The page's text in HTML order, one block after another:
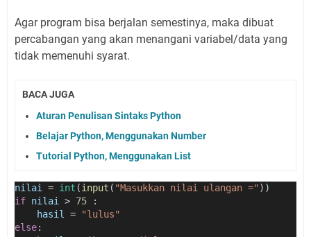
Agar program bisa berjalan semestinya, maka dibuat
percabangan yang akan menangani variabel/data yang
tidak memenuhi syarat.
BACA JUGA
Aturan Penulisan Sintaks Python
Belajar Python, Menggunakan Number
Tutorial Python, Menggunakan List
nilai = int (input ( "Masukkan nilai ulangan =" ))
if nilai > 75 :
hasil
=
"lulus"
else: